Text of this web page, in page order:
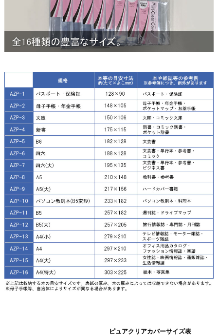
ピュアクリアカバーサイズ表